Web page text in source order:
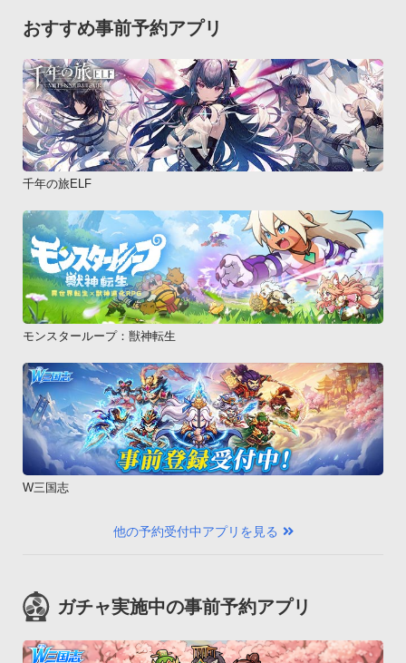
おすすめ事前予約アプリ
千年の旅ELF
モンスターループ：獣神転生
W三国志
他の予約受付中アプリを見る
ガチャ実施中の事前予約アプリ